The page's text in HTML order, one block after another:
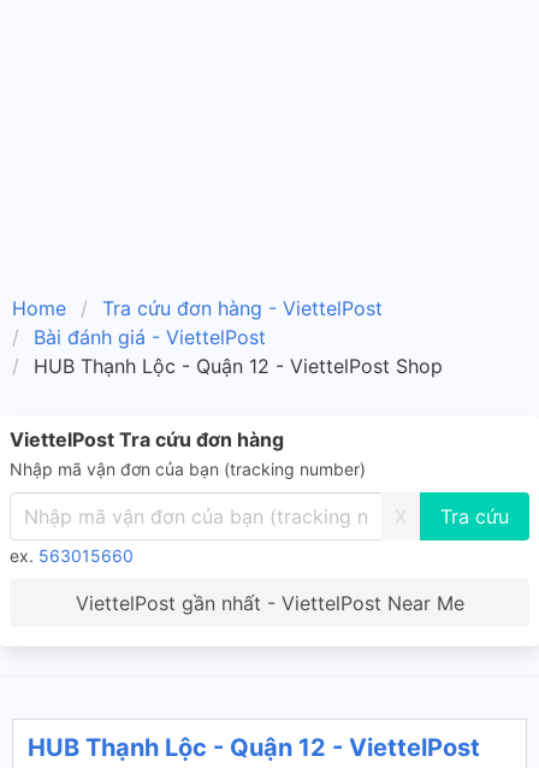
Home
Tra cứu đơn hàng - ViettelPost
Bài đánh giá - ViettelPost
HUB Thạnh Lộc - Quận 12 - ViettelPost Shop
ViettelPost Tra cứu đơn hàng
Nhập mã vận đơn của bạn (tracking number)
X
ex. 563015660
ViettelPost gần nhất - ViettelPost Near Me
HUB Thạnh Lộc - Quận 12 - ViettelPost